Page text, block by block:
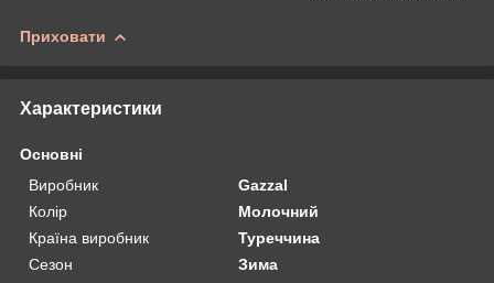
Приховати
Характеристики
Основні
Виробник
Gazzal
Колір
Молочний
Країна виробник
Туреччина
Сезон
Зима